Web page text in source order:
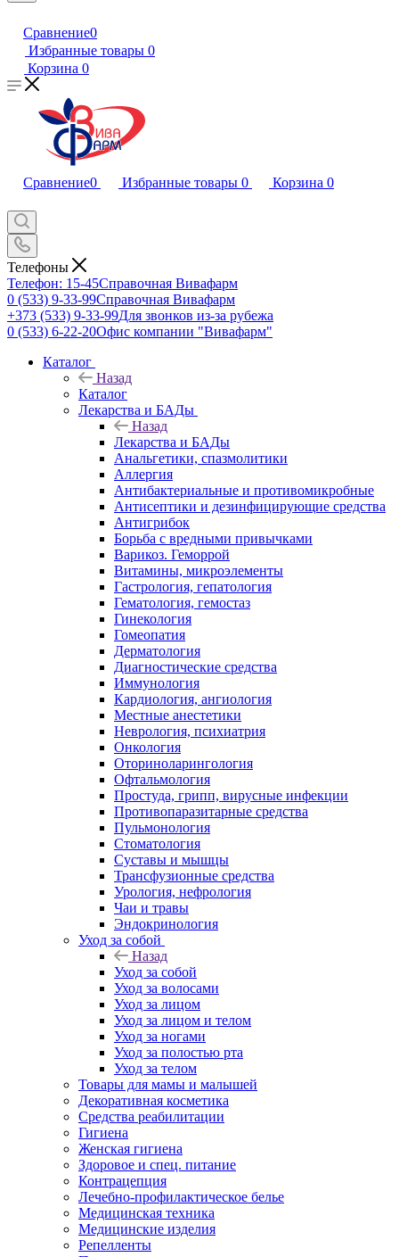
Сравнение0
Избранные товары 0
Корзина 0
Сравнение0 Избранные товары 0 Корзина 0
Телефоны
Телефон: 15-45Справочная Вивафарм
0 (533) 9-33-99Справочная Вивафарм
+373 (533) 9-33-99Для звонков из-за рубежа
0 (533) 6-22-20Офис компании "Вивафарм"
Каталог
Назад
Каталог
Лекарства и БАДы
Назад
Лекарства и БАДы
Анальгетики, спазмолитики
Аллергия
Антибактериальные и противомикробные
Антисептики и дезинфицирующие средства
Антигрибок
Борьба с вредными привычками
Варикоз. Геморрой
Витамины, микроэлементы
Гастрология, гепатология
Гематология, гемостаз
Гинекология
Гомеопатия
Дерматология
Диагностические средства
Иммунология
Кардиология, ангиология
Местные анестетики
Неврология, психиатрия
Онкология
Оториноларингология
Офтальмология
Простуда, грипп, вирусные инфекции
Противопаразитарные средства
Пульмонология
Стоматология
Суставы и мышцы
Трансфузионные средства
Урология, нефрология
Чаи и травы
Эндокринология
Уход за собой
Назад
Уход за собой
Уход за волосами
Уход за лицом
Уход за лицом и телом
Уход за ногами
Уход за полостью рта
Уход за телом
Товары для мамы и малышей
Декоративная косметика
Средства реабилитации
Гигиена
Женская гигиена
Здоровое и спец. питание
Контрацепция
Лечебно-профилактическое белье
Медицинская техника
Медицинские изделия
Репелленты